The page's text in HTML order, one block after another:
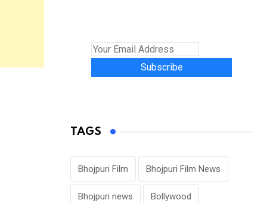
Subscribe
TAGS
Bhojpuri Film Bhojpuri Film News
Bhojpuri news Bollywood